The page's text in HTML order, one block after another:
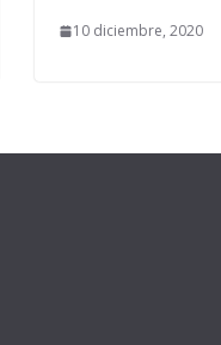
10 diciembre, 2020